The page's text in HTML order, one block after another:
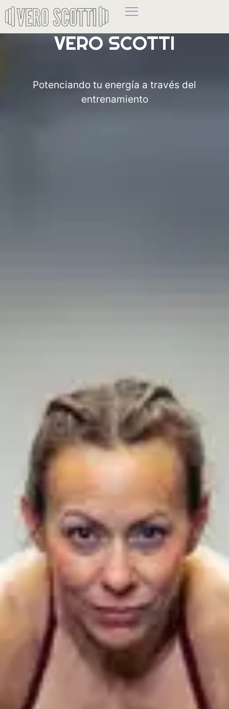
VERO SCOTTI
Potenciando tu energía a través del
entrenamiento